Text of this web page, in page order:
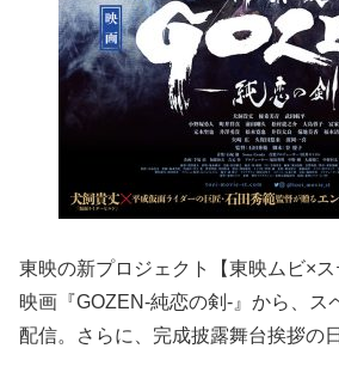
東映の新プロジェクト【東映ムビ×
映画『GOZEN-純恋の剣-』から、ス
配信。さらに、完成披露舞台挨拶の